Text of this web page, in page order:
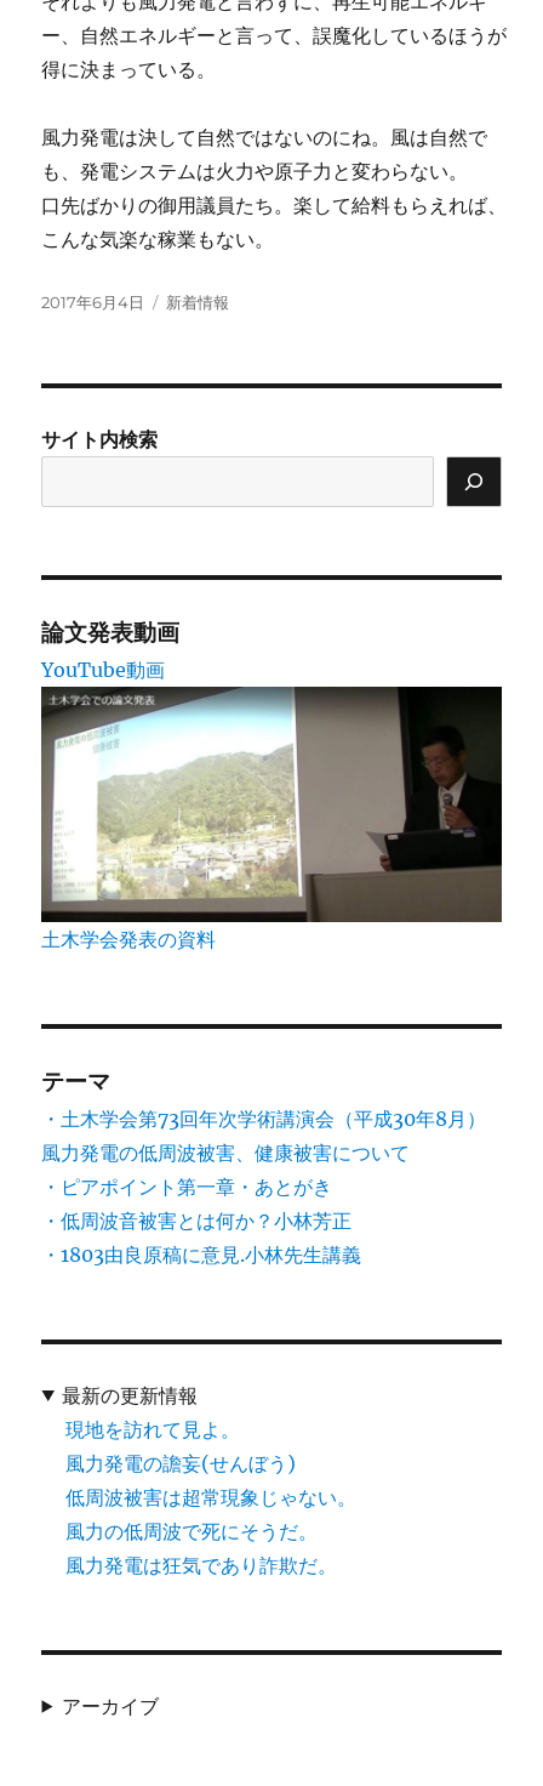
ー、自然エネルギーと言って、誤魔化しているほうが
得に決まっている。
風力発電は決して自然ではないのにね。風は自然で
も、発電システムは火力や原子力と変わらない。
口先ばかりの御用議員たち。楽して給料もらえれば、
こんな気楽な稼業もない。
投
2017年6月4日
カ
新着情報
サイト内検索
論文発表動画
YouTube動画
土木学会発表の資料
テーマ
・土木学会第73回年次学術講演会（平成30年8月）
風力発電の低周波被害、健康被害について
・ピアポイント第一章・あとがき
・低周波音被害とは何か？小林芳正
・1803由良原稿に意見.小林先生講義
最新の更新情報
現地を訪れて見よ。
風力発電の譫妄(せんぼう)
低周波被害は超常現象じゃない。
風力の低周波で死にそうだ。
風力発電は狂気であり詐欺だ。
アーカイブ